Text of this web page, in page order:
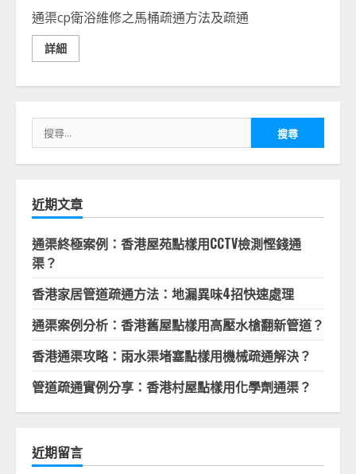
通渠cp衛浴維修之馬桶疏通方法及疏通
詳細
尋
關
字:
近期文章
通渠終極案例：香港屋苑點樣用CCTV檢測慳錢通
渠？
香港家居管道疏通方法：地漏異味4招快速處理
通渠案例分析：香港舊屋點樣用高壓水槍翻新管道？
香港通渠攻略：雨水渠堵塞點樣用機械疏通解決？
管道疏通實例分享：香港村屋點樣用化學劑通渠？
近期留言